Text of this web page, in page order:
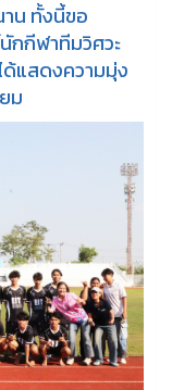
น ทั้งนี้ขอ
กกีฬาทีมวิศวะ
แสดงความมุ่ง
ม